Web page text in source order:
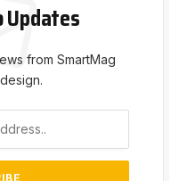
Updates
from SmartMag